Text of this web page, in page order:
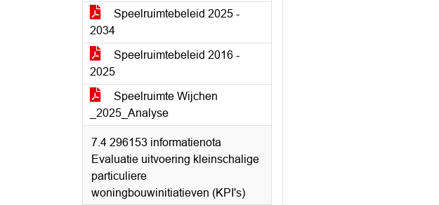
Speelruimtebeleid 2025 -
2034
Speelruimtebeleid 2016 -
2025
Speelruimte Wijchen
_2025_Analyse
7.4 296153 informatienota
Evaluatie uitvoering kleinschalige
particuliere
woningbouwinitiatieven (KPI's)